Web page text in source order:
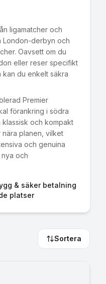
ligamatcher och
London-derbyn och
Oavsett om du
eller reser specifikt
kan du enkelt säkra
Premier
förankring i södra
klassisk och kompakt
planen, vilket
och genuina
och
& säker betalning
platser
Sortera